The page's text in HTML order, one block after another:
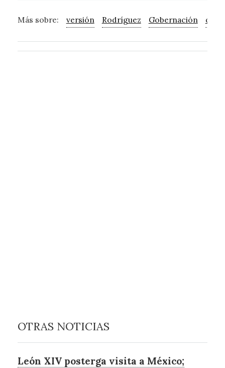
Más sobre: versión Rodríguez Gobernación
OTRAS NOTICIAS
León XIV posterga visita a México;